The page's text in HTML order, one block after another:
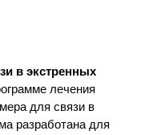
в экстренных
лечения
для связи в
разработана для